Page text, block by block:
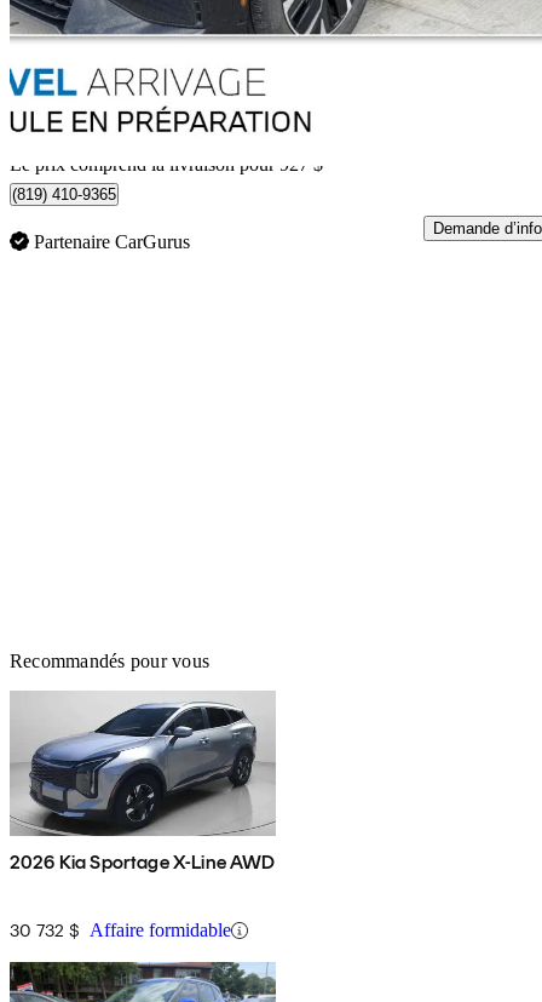
33 876 $ Bonne
705 $/mois env.
Livraison à domicile de Ste-Agathe-des-Monts, QC
Le prix comprend la livraison pour 927 $
(819) 410-9365
Partenaire CarGurus
Demande d’info
Recommandés pour vous
2026 Kia Sportage X-Line AWD
30 732 $ Affaire formidable